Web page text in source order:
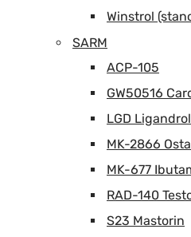
Winstrol
SARM
ACP-105
GW50516
LGD Ligandrol
MK-2866
MK-677
RAD-140
S23 Mastorin